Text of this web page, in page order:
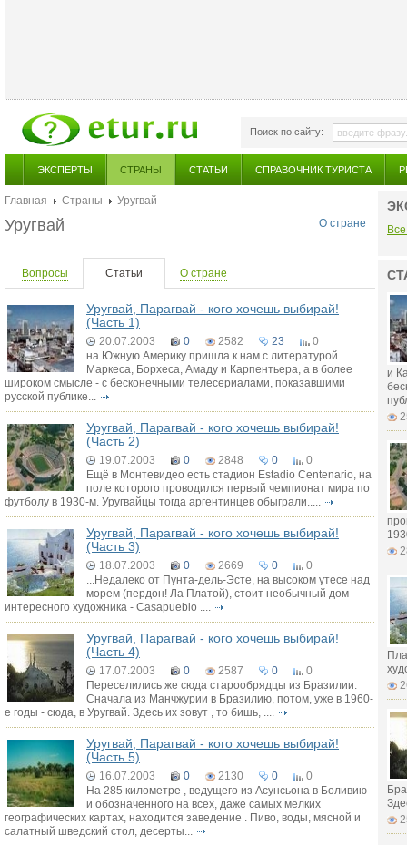
Поиск по сайту:
ЭКСПЕРТЫ СТРАНЫ СТАТЬИ СПРАВОЧНИК ТУРИСТА
Главная Страны
Уругвай
О стране
Уругвай
Вопросы Статьи О стране
Уругвай, Парагвай - кого хочешь выбирай!
(Часть 1)
20.07.2003 0 2582 23
0
на Южную Америку пришла к нам с литературой
Маркеса, Борхеса, Амаду и Карпентьера, а в более
широком смысле - с бесконечными телесериалами, показавшими
русской публике...
Уругвай, Парагвай - кого хочешь выбирай!
(Часть 2)
19.07.2003 0 2848 0
0
Ещё в Монтевидео есть стадион Estadio Centenario, на
поле которого проводился первый чемпионат мира по
футболу в 1930-м. Уругвайцы тогда аргентинцев обыграли.....
Уругвай, Парагвай - кого хочешь выбирай!
(Часть 3)
18.07.2003 0 2669 0
0
...Недалеко от Пунта-дель-Эсте, на высоком утесе над
морем (пердон! Ла Платой), стоит необычный дом
интересного художника - Casapueblo ....
Уругвай, Парагвай - кого хочешь выбирай!
(Часть 4)
17.07.2003 0 2587 0
0
Переселились же сюда старообрядцы из Бразилии.
Сначала из Манчжурии в Бразилию, потом, уже в 1960-
е годы - сюда, в Уругвай. Здесь их зовут , то бишь, ....
Уругвай, Парагвай - кого хочешь выбирай!
(Часть 5)
16.07.2003 0 2130 0
0
На 285 километре , ведущего из Асунсьона в Боливию
и обозначенного на всех, даже самых мелких
географических картах, находится заведение . Пиво, воды, мясной и
салатный шведский стол, десерты...
и